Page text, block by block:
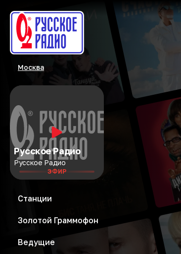
Москва
Русское Радио
Русское Радио
ЭФИР
Станции
Золотой Граммофон
Ведущие